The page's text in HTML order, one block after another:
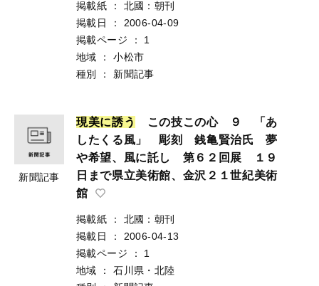
掲載紙 ：
北國：朝刊
掲載日
：
2006-04-09
掲載ページ
：
1
地域
：
小松市
種別
： 新聞記事
新聞記事
現美に誘う
この技この心 ９ 「あ
したくる風」 彫刻 銭亀賢治氏 夢
や希望、風に託し 第６２回展 １９
日まで県立美術館、金沢２１世紀美術
館
掲載紙 ：
北國：朝刊
掲載日
：
2006-04-13
掲載ページ
：
1
地域
：
石川県・北陸